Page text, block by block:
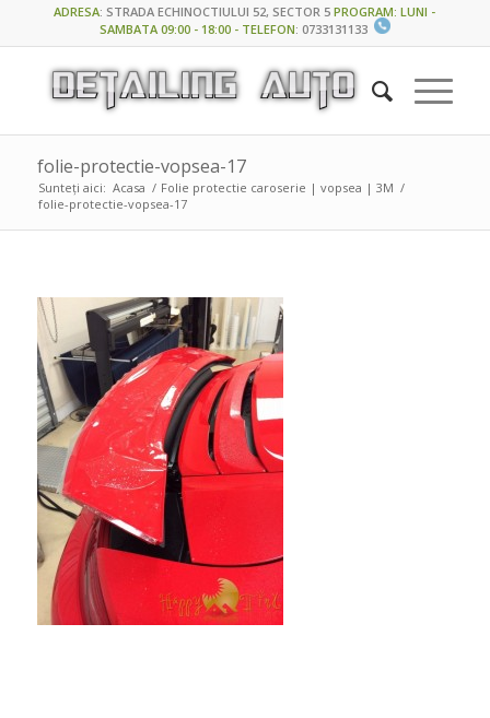
ADRESA:STRADA ECHINOCTIULUI 52, SECTOR 5 PROGRAM: LUNI -
SAMBATA 09:00 - 18:00 - TELEFON: 0733131133
folie-protectie-vopsea-17
Sunteți aici: Acasa / Folie protectie caroserie | vopsea | 3M /
folie-protectie-vopsea-17